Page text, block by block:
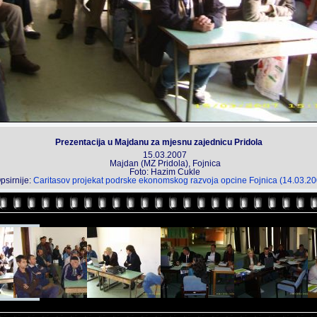
Prezentacija u Majdanu za mjesnu zajednicu Pridola
15.03.2007
Majdan (MZ Pridola), Fojnica
Foto: Hazim Cukle
Caritasov projekat podrske ekonomskog razvoja opcine Fojnica